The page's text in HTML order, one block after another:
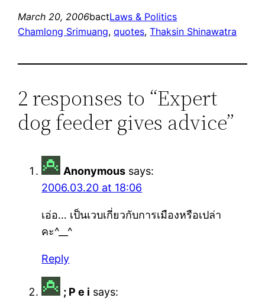
March 20, 2006bactLaws & Politics
Chamlong Srimuang, quotes, Thaksin Shinawatra
2 responses to “Expert
dog feeder gives advice”
Anonymous says:
2006.03.20 at 18:06
เอ่อ… เป็นเวบเกี่ยวกับการเมืองหรือเปล่า
คะ^__^
Reply
; P e i says: